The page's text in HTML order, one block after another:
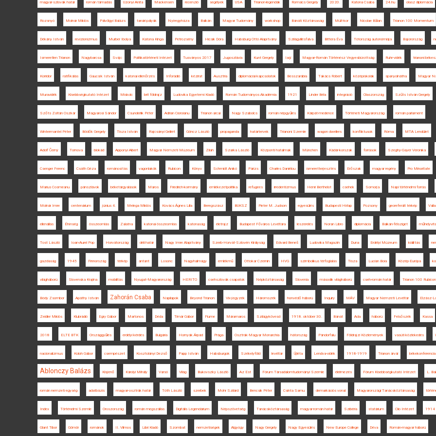
magyar-szlovák határ román támadás Uzonyi Anita Mackensen recenzió segélyek USA Trianon-legendák Romsics Gergely 2020. Katona Csaba 24.hu olasz diplomácia
Rozsnyó Molnár Miklós Pálvölgyi Balázs tanári pályák Nyíregyháza Balkán Magyar Tudomány workshop Bánáti Köztársaság Múlt-kor Nicolae Bălan Trianon 100 Momentum
Dékány István revizionizmus Murber Ibolya Katona Kinga Petrozsény Hicsik Dóra Habsburg Ottó Alapítvány Szilágyillésfalva Bittera Éva Tótország autonómiája Bajorország
Ismeretlen Trianon Nagybarcsa Svájc Politikatörténeti Intézet Tusványos 2017 Jugoszlávia Kunt Gergely Iaşi Magyar-Román Történész Vegyesbizottság Ruhr-vidék trianoni
Korridor ratifikálás Gaucsík István katonai ellenőrzés Inforádió kézirat Ausztria diplomáciai kapcsolatok Besszarábia Takács Róbert középiskolák spanyolnátha Magyar
Muravidék Kisebbségkutató Intézet Miskolc brit földrajz Ludovika Egyetemi Kiadó Román Tudományos Akadémia 1921 Linder Béla integráció Olaszország Szűts István Gergely
Szőts Zoltán Oszkár Magyarosi Sándor Csunderlik Péter Adrian Cioroianu Trianon arcai Nagy Szabolcs román népgyűlés Kárpát-medence Történeti Magyarország román parlament
Wintermantel Péter Bödők Gergely Tisza István Rajcsányi Gellért Göncz László propaganda határtervek Trianoni Szemle wagon dwellers konfliktusok Róma MTA Lendület
Adolf Černý Tornova blokád Apponyi Albert Magyar Nemzeti Múzeum Zilah Szarka László Központi hatalmak München Kádár-korszak források Szeghy-Gayer Veronika
Csenger Ferenc Csáth Géza románosítás vagonlakók Rubicon Könyv Schmidt Anikó Párizs Charles Daniélou ismeretterjesztés Erőszak magyar regény Pro Minoritate
Marius Cosmeanu pánszlávok béketárgyalások Maros Friedrich-kormány emlékezetpolitika refugees irredentizmus Henri Berthelot csehek Somorja Napi történelmi forrás
Molnár Imre centenárium június 4. Melega Miklós Kovács Ágnes Lilla Beregszász BUKSZ Pieter M. Judson egyesülés Budapesti Hírlap Pozsony georeferált térkép
ellenállás Éhínség összeomlás Zalatna katonai összeomlás katonaság életrajz Budapest Főváros Levéltára leszerelés Noran Libro diplomácia Balkán-félsziget műhelyvita
Tost László Ioan-Aurel Pop Horvátország déli határ Nagy Imre Alapítvány Szerb-Horvát-Szlovén Királyság Edvard Beneš Ludovika Magazin Duna Erdélyi Múzeum kiállítás
gazdaság 1945 Finnország térkép antant Losonc Nagyhalmágy emlékmű Ottokar Czernin HVG szimbolikus térfoglalás Tisza Lucian Boia Közép-Európa
világháború Slovenska Krajina mobilitás Nyugat-Magyarország HERITO csehszlovák csapatok Népköztársaság Slovenia második világháború cseh-román határ Trianon 100 Rubicon
Bódy Zsombor Apáthy István Zahorán Csaba Napilapok Beyond Trianon Vix-jegyzék Háromszék honvédő háború Inquiry MÁV Magyar Nemzeti Levéltár Elzász-
Zeidler Miklós Klubrádió Egry Gábor Martonos Déda Timár Gábor Fiume Máramaros Szilágykövesd 1918. október 30. Bánát Ada háború Felsőszék Kassa
2018 ELTE BTK Országgyűlés erdélyi kérdés Bulgária Hornyák Árpád Prága Osztrák-Magyar Monarchia hátország Pándorfalu Földrajzi Közlemények vasúti közlekedés
nacionalizmus Koloh Gábor csempészet Kosztolányi Dezső Papp István Habsburgok Székelyföld levéltár Újléta Lendva-vidék 1918-1919 Trianon árvái békekonferencia
Ablonczy Balázs Kisjenő Károlyi Mihály Varsó Világ Bukovszky László Az Est Fórum Társadalomtudományi Szemle élelmezés Fórum Kisebbségkutató Intézet L.
román nemzeti egység adatbázis magyar-osztrák határ Tóth László szerbek Mohr Szilárd Bencsik Péter Csinta Samu demarkációs vonal Magyarországi Tanácsköztársaság
Index Történelmi Szemle Oroszország román megszállás Digitális Legendárium Népszövetség Tanácsköztársaság magyar-román határ Szibéria statárium Clio Intézet 1914
Glant Tibor Gömör románok II. Vilmos Libri Kiadó Szombat nemzetiségek Algyógy Nagy Gergely Nagy Egyesülés New Europe College Déva Román-magyar háború